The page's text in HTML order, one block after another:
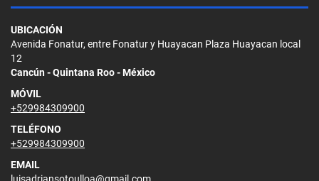
UBICACIÓN
Avenida Fonatur, entre Fonatur y Huayacan Plaza Huayacan local
12
Cancún - Quintana Roo - México
MÓVIL
+529984309900
TELÉFONO
+529984309900
EMAIL